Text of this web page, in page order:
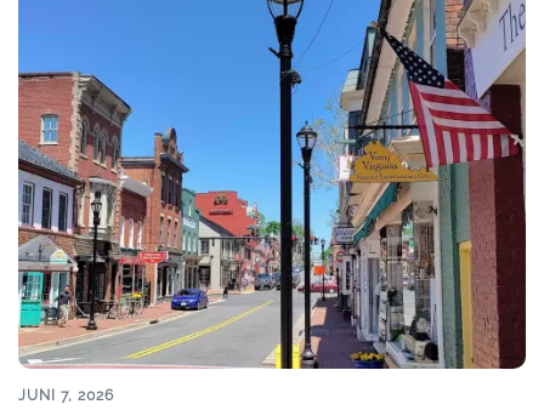
JUNI 7, 2026